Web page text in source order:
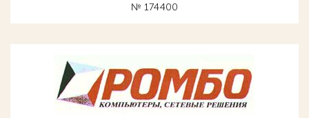
№ 174400